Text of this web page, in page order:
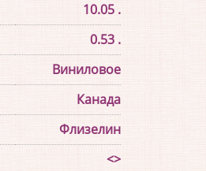
10.05 .
0.53 .
Виниловое
Канада
Флизелин
<>